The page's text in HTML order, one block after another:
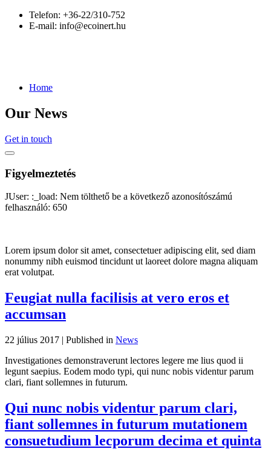
Telefon: +36-22/310-752
E-mail: info@ecoinert.hu
Home
Our News
Get in touch
Figyelmeztetés
JUser: :_load: Nem tölthető be a következő azonosítószámú
felhasználó: 650
Lorem ipsum dolor sit amet, consectetuer adipiscing elit, sed diam
nonummy nibh euismod tincidunt ut laoreet dolore magna aliquam
erat volutpat.
Feugiat nulla facilisis at vero eros et
accumsan
22 július 2017 | Published in News
Investigationes demonstraverunt lectores legere me lius quod ii
legunt saepius. Eodem modo typi, qui nunc nobis videntur parum
clari, fiant sollemnes in futurum.
Qui nunc nobis videntur parum clari,
fiant sollemnes in futurum mutationem
consuetudium lecporum decima et quinta